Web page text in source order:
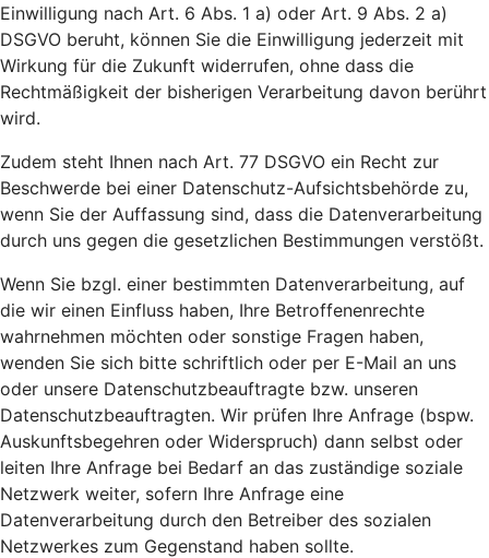
Einwilligung nach Art. 6 Abs. 1 a) oder Art. 9 Abs. 2 a)
DSGVO beruht, können Sie die Einwilligung jederzeit mit
Wirkung für die Zukunft widerrufen, ohne dass die
Rechtmäßigkeit der bisherigen Verarbeitung davon berührt
wird.
Zudem steht Ihnen nach Art. 77 DSGVO ein Recht zur
Beschwerde bei einer Datenschutz-Aufsichtsbehörde zu,
wenn Sie der Auffassung sind, dass die Datenverarbeitung
durch uns gegen die gesetzlichen Bestimmungen verstößt.
Wenn Sie bzgl. einer bestimmten Datenverarbeitung, auf
die wir einen Einfluss haben, Ihre Betroffenenrechte
wahrnehmen möchten oder sonstige Fragen haben,
wenden Sie sich bitte schriftlich oder per E-Mail an uns
oder unsere Datenschutzbeauftragte bzw. unseren
Datenschutzbeauftragten. Wir prüfen Ihre Anfrage (bspw.
Auskunftsbegehren oder Widerspruch) dann selbst oder
leiten Ihre Anfrage bei Bedarf an das zuständige soziale
Netzwerk weiter, sofern Ihre Anfrage eine
Datenverarbeitung durch den Betreiber des sozialen
Netzwerkes zum Gegenstand haben sollte.